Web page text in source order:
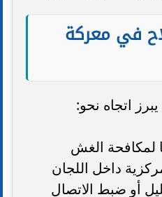
في معركة
اتجاه نحو:
لمكافحة الغش
داخل اللجان
أو ضبط الاتصال